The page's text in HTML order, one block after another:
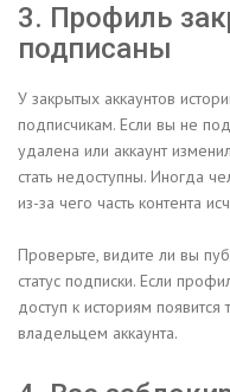
3. Профиль
подписаны
У закрытых аккаунтов
подписчикам. Если вы не
удалена или аккаунт
стать недоступны. Иногда
из-за чего часть контента
Проверьте, видите ли вы
статус подписки. Если
доступ к историям
владельцем аккаунта.